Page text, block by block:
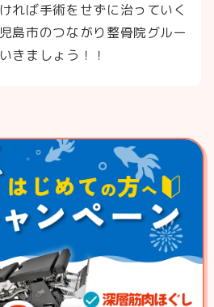
れば手術をせずに治っていく
島市のつながり整骨院グルー
きましょう！！